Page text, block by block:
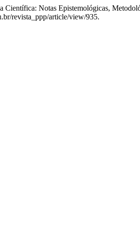
Notas Epistemológicas,
revista_ppp/article/view/935.